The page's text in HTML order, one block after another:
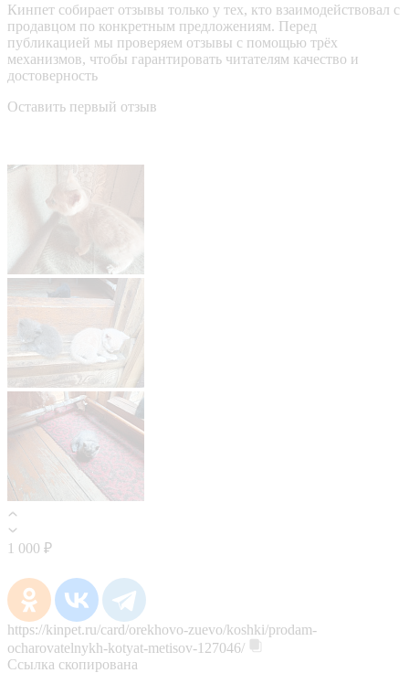
Кинпет собирает отзывы только у тех, кто взаимодействовал с
продавцом по конкретным предложениям. Перед
публикацией мы проверяем отзывы с помощью трёх
механизмов, чтобы гарантировать читателям качество и
достоверность
Оставить первый отзыв
1 000 ₽
https://kinpet.ru/card/orekhovo-zuevo/koshki/prodam-
ocharovatelnykh-kotyat-metisov-127046/
Ссылка скопирована